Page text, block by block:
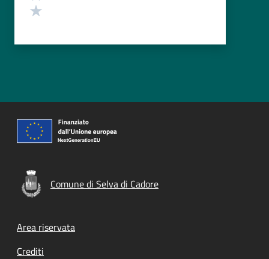
Comune di Selva di Cadore
Footer menu
Area riservata
Crediti